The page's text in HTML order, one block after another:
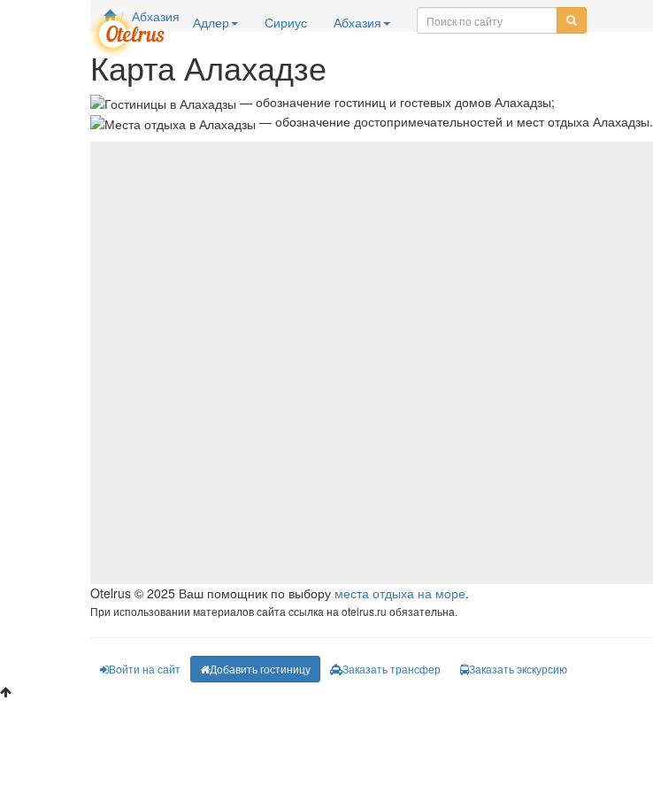
Адлер Сириус Абхазия
Абхазия
Карта Алахадзе
— обозначение гостиниц и гостевых домов Алахадзы;
— обозначение достопримечательностей и мест отдыха Алахадзы.
Otelrus © 2025 Ваш помощник по выбору места отдыха на море.
При использовании материалов сайта ссылка на otelrus.ru обязательна.
Войти на сайт Добавить гостиницу Заказать трансфер Заказать экскурсию